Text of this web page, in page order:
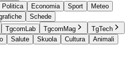
Politica Economia Sport
Meteo
Schede
TgcomLab TgcomMag
TgTech
Salute Skuola Cultura
Animali